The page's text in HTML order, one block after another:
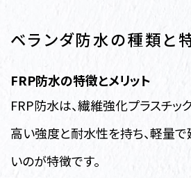
ベランダ防水の種類と
FRP防水の特徴とメリット
FRP防水は、繊維強化プラスチッ
高い強度と耐水性を持ち、軽量
いのが特徴です。